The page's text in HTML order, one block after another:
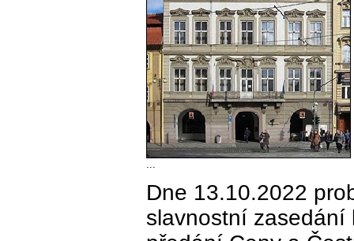
...
Dne 13.10.2022
slavnostní zasedání